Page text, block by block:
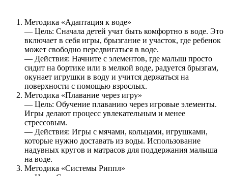
Методика «Адаптация к воде»
— Цель: Сначала детей учат быть комфортно в воде. Это
включает в себя игры, брызгание и участок, где ребенок
может свободно передвигаться в воде.
— Действия: Начните с элементов, где малыш просто
сидит на бортике или в мелкой воде, радуется брызгам,
окунает игрушки в воду и учится держаться на
поверхности с помощью взрослых.
Методика «Плавание через игру»
— Цель: Обучение плаванию через игровые элементы.
Игры делают процесс увлекательным и менее
стрессовым.
— Действия: Игры с мячами, кольцами, игрушками,
которые нужно доставать из воды. Использование
надувных кругов и матрасов для поддержания малыша
на воде.
Методика «Системы Риппл»